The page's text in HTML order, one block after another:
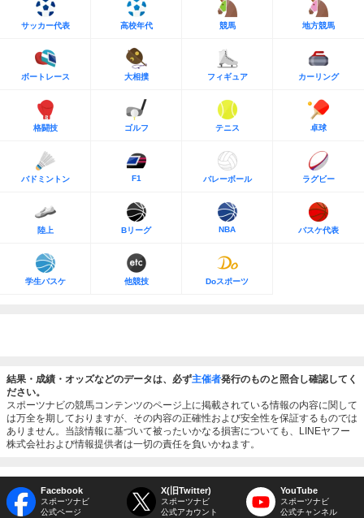
サッカー代表 高校年代 競馬 地方競馬
ボートレース 大相撲 フィギュア カーリング
格闘技 ゴルフ テニス 卓球
バドミントン F1 バレーボール ラグビー
陸上 Bリーグ NBA バスケ代表
学生バスケ 他競技 Doスポーツ
結果・成績・オッズなどのデータは、必ず主催者発行のものと照合し確認してく
ださい。
スポーツナビの競馬コンテンツのページ上に掲載されている情報の内容に関して
は万全を期しておりますが、その内容の正確性および安全性を保証するものでは
ありません。当該情報に基づいて被ったいかなる損害についても、LINEヤフー
株式会社および情報提供者は一切の責任を負いかねます。
Facebook
スポーツナビ
公式ページ
X(旧Twitter)
スポーツナビ
公式アカウント
YouTube
スポーツナビ
公式チャンネル